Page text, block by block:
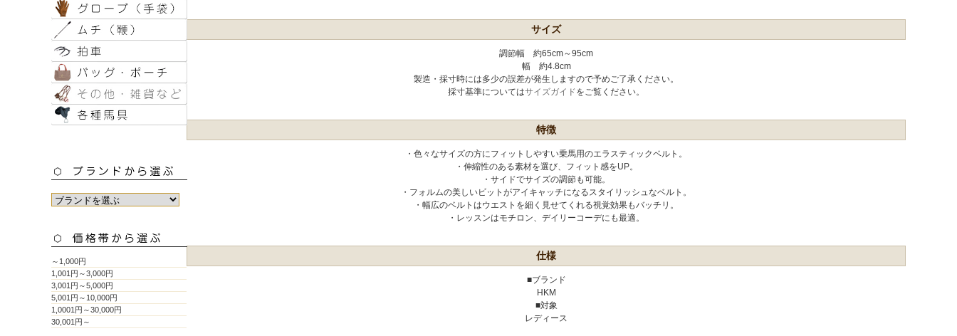
～1,000円
1,001円～3,000円
3,001円～5,000円
5,001円～10,000円
1,0001円～30,000円
30,001円～
サイズ
調節幅 約65cm～95cm
幅 約4.8cm
製造・採寸時には多少の誤差が発生しますので予めご了承ください。
採寸基準についてはサイズガイドをご覧ください。
特徴
・色々なサイズの方にフィットしやすい乗馬用のエラスティックベルト。
・伸縮性のある素材を選び、フィット感をUP。
・サイドでサイズの調節も可能。
・フォルムの美しいビットがアイキャッチになるスタイリッシュなベルト。
・幅広のベルトはウエストを細く見せてくれる視覚効果もバッチリ。
・レッスンはモチロン、デイリーコーデにも最適。
仕様
■ブランド
HKM
■対象
レディース